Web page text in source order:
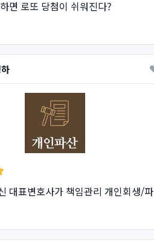
면 로또 당첨이 쉬워진다?
대표변호사가 책임관리 개인회생/파